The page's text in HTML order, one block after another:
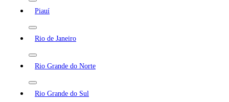
Piauí
Rio de Janeiro
Rio Grande do Norte
Rio Grande do Sul